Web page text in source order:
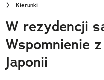
Wielki Konkurs Fotograficzny
Trendbook Podróżniczy
Polecane
Kierunki
W rezydencji
Wspomnienie
Japonii